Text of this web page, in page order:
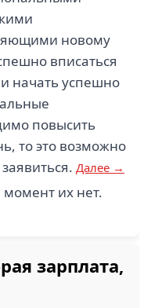
новому
вписаться
начать успешно
повысить
то это возможно
Далее →
их нет.
зарплата,